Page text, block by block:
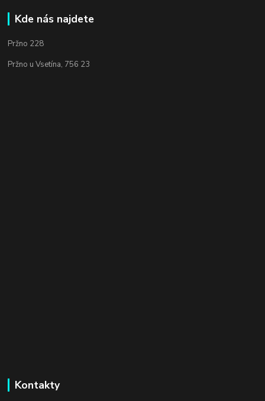
Kde nás najdete
Pržno 228
Pržno u Vsetína, 756 23
Kontakty